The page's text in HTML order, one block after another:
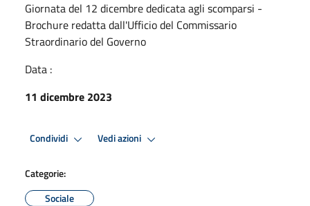
Giornata del 12 dicembre dedicata agli scomparsi -
Brochure redatta dall'Ufficio del Commissario
Straordinario del Governo
Data :
11 dicembre 2023
Condividi Vedi azioni
Categorie:
Sociale